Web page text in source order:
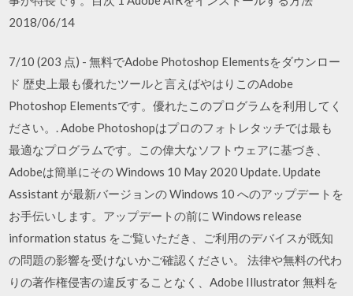
2018/06/14
7/10 (203 点) - 無料でAdobe Photoshop Elementsをダウンロー
ド 歴史上最も優れたツールと言えばやはりこのAdobe
Photoshop Elementsです。優れたこのプログラムを利用してく
ださい。. Adobe Photoshopはプロのフォトレタッチでは最も
最適なプログラムです。この偉大なソフトウェアに基づき、
Adobeは簡単にその Windows 10 May 2020 Update. Update
Assistant が最新バージョンの Windows 10 へのアップデートを
お手伝いします。アップデートの前に Windows release
information status をご覧いただき、ご利用のデバイスが既知
の問題の影響を受けないかご確認ください。 法律や無料の代わ
りの著作権侵害の違反することなく、Adobe Illustrator 無料を